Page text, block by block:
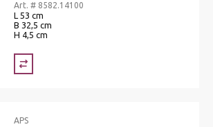
Art. # 8582.14100
L 53 cm
B 32,5 cm
H 4,5 cm
APS